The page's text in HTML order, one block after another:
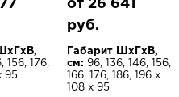
156, 176,
95
от 26 641
руб.
Габарит ШхГхВ,
см: 96, 136, 146, 156,
166, 176, 186, 196 х
108 х 95